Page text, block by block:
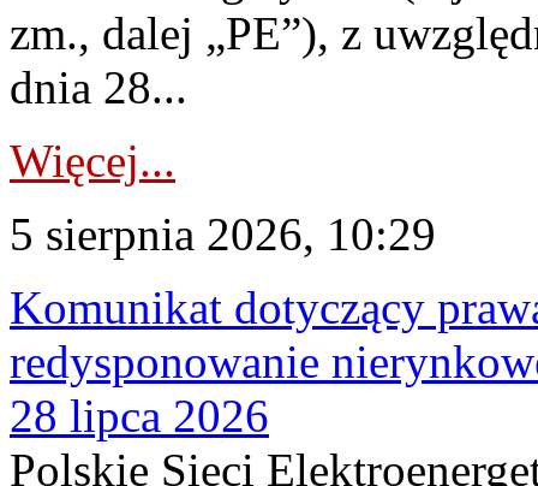
zm., dalej „PE”), z
dnia 28...
Więcej...
5 sierpnia 2026, 10:29
Komunikat dotyczący
redysponowanie
28 lipca 2026
Polskie Sieci